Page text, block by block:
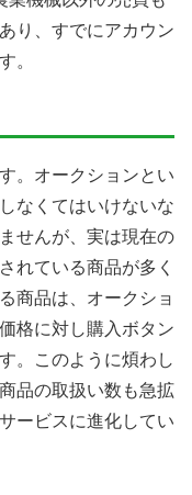
り、すでにアカウン
。
。オークションとい
なくてはいけないな
せんが、実は現在の
れている商品が多く
商品は、オークショ
格に対し購入ボタン
。このように煩わし
品の取扱い数も急拡
ービスに進化してい